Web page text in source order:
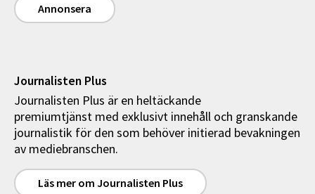
Annonsera
Journalisten Plus
Journalisten Plus är en heltäckande
premiumtjänst med exklusivt innehåll och granskande
journalistik för den som behöver initierad bevakningen
av mediebranschen.
Läs mer om Journalisten Plus